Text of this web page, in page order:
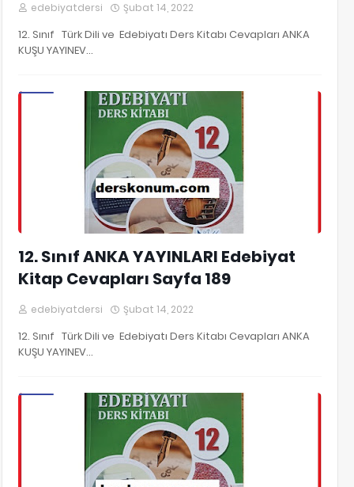
edebiyatdersi Şubat 14, 2022
12. Sınıf Türk Dili ve Edebiyatı Ders Kitabı Cevapları ANKA
KUŞU YAYINEV…
12. Sınıf ANKA YAYINLARI Edebiyat
Kitap Cevapları Sayfa 189
edebiyatdersi Şubat 14, 2022
12. Sınıf Türk Dili ve Edebiyatı Ders Kitabı Cevapları ANKA
KUŞU YAYINEV…